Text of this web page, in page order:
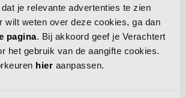
je relevante advertenties te zien
wilt weten over deze cookies, ga dan
pagina. Bij akkoord geef je Verachtert
het gebruik van de aangifte cookies.
hier aanpassen.